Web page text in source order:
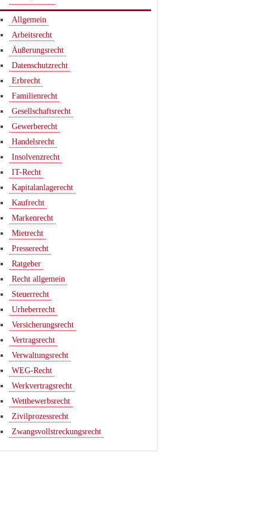
Allgemein
Arbeitsrecht
Äußerungsrecht
Datenschutzrecht
Erbrecht
Familienrecht
Gesellschaftsrecht
Gewerberecht
Handelsrecht
Insolvenzrecht
IT-Recht
Kapitalanlagerecht
Kaufrecht
Markenrecht
Mietrecht
Presserecht
Ratgeber
Recht allgemein
Steuerrecht
Urheberrecht
Versicherungsrecht
Vertragsrecht
Verwaltungsrecht
WEG-Recht
Werkvertragsrecht
Wettbewerbsrecht
Zivilprozessrecht
Zwangsvollstreckungsrecht